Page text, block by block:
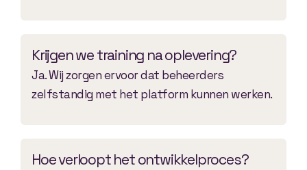
Krijgen we training na oplevering?
Ja. Wij zorgen ervoor dat beheerders
zelfstandig met het platform kunnen werken.
Hoe verloopt het ontwikkelproces?